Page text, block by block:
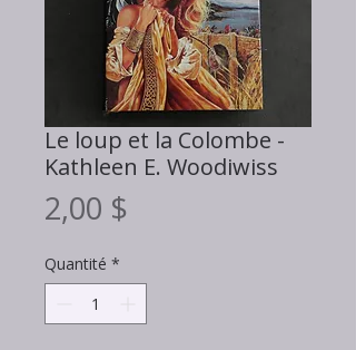
Le loup et la Colombe -
Kathleen E. Woodiwiss
2,00 $
Quantité *